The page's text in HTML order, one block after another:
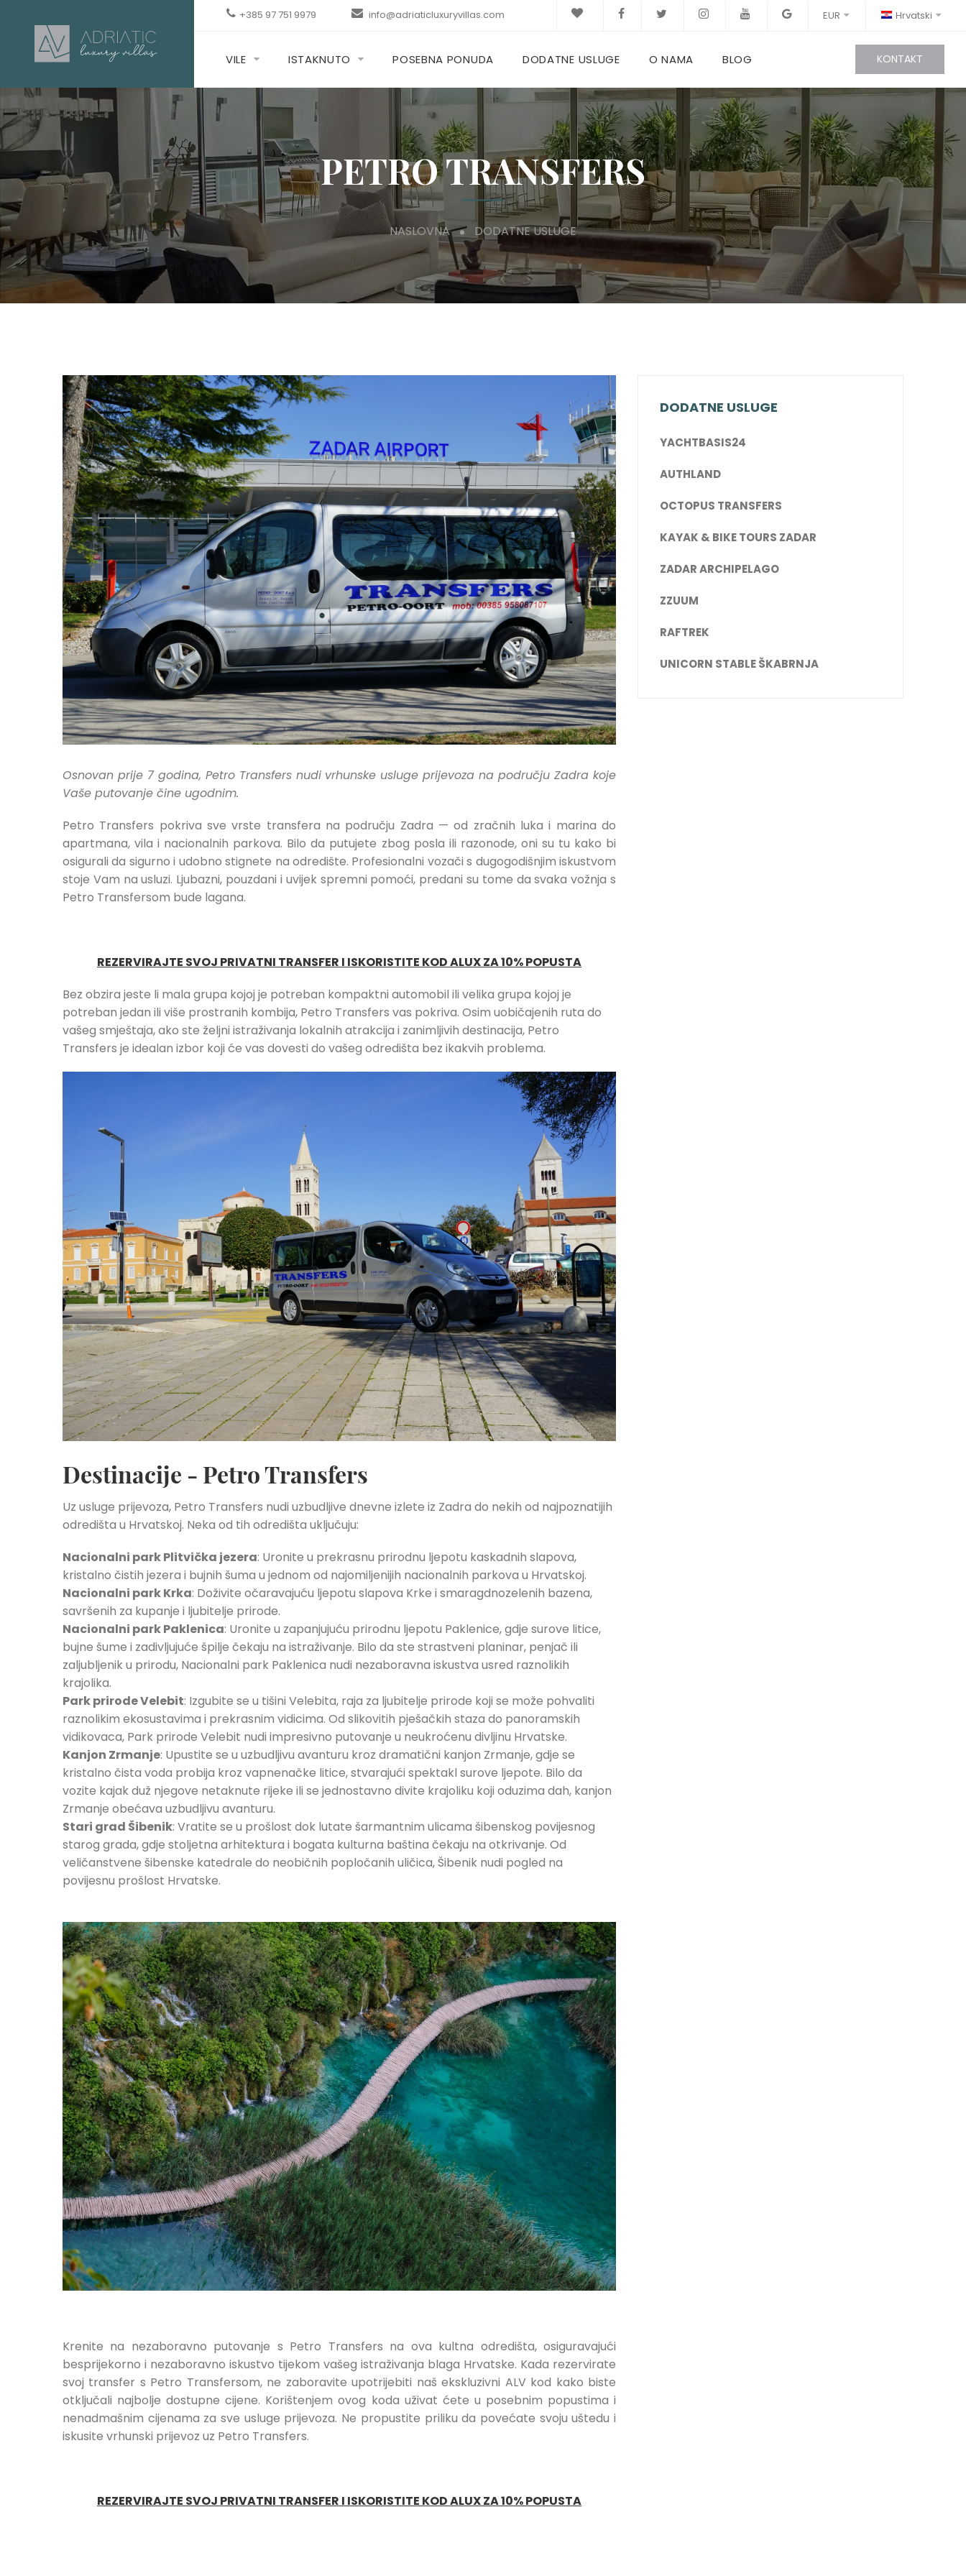
+385 97 751 9979 info@adriaticluxuryvillas.com EUR Hrvatski
VILE ISTAKNUTO POSEBNA PONUDA DODATNE USLUGE O NAMA BLOG KONTAKT
PETRO TRANSFERS
NASLOVNA DODATNE USLUGE
Osnovan prije 7 godina, Petro Transfers nudi vrhunske usluge prijevoza na području Zadra koje
Vaše putovanje čine ugodnim.
Petro Transfers pokriva sve vrste transfera na području Zadra — od zračnih luka i marina do
apartmana, vila i nacionalnih parkova. Bilo da putujete zbog posla ili razonode, oni su tu kako bi
osigurali da sigurno i udobno stignete na odredište. Profesionalni vozači s dugogodišnjim iskustvom
stoje Vam na usluzi. Ljubazni, pouzdani i uvijek spremni pomoći, predani su tome da svaka vožnja s
Petro Transfersom bude lagana.
REZERVIRAJTE SVOJ PRIVATNI TRANSFER I ISKORISTITE KOD ALUX ZA 10% POPUSTA
Bez obzira jeste li mala grupa kojoj je potreban kompaktni automobil ili velika grupa kojoj je
potreban jedan ili više prostranih kombija, Petro Transfers vas pokriva. Osim uobičajenih ruta do
vašeg smještaja, ako ste željni istraživanja lokalnih atrakcija i zanimljivih destinacija, Petro
Transfers je idealan izbor koji će vas dovesti do vašeg odredišta bez ikakvih problema.
Destinacije - Petro Transfers
Uz usluge prijevoza, Petro Transfers nudi uzbudljive dnevne izlete iz Zadra do nekih od najpoznatijih
odredišta u Hrvatskoj. Neka od tih odredišta uključuju:
Nacionalni park Plitvička jezera: Uronite u prekrasnu prirodnu ljepotu kaskadnih slapova,
kristalno čistih jezera i bujnih šuma u jednom od najomiljenijih nacionalnih parkova u Hrvatskoj.
Nacionalni park Krka: Doživite očaravajuću ljepotu slapova Krke i smaragdnozelenih bazena,
savršenih za kupanje i ljubitelje prirode.
Nacionalni park Paklenica: Uronite u zapanjujuću prirodnu ljepotu Paklenice, gdje surove litice,
bujne šume i zadivljujuće špilje čekaju na istraživanje. Bilo da ste strastveni planinar, penjač ili
zaljubljenik u prirodu, Nacionalni park Paklenica nudi nezaboravna iskustva usred raznolikih
krajolika.
Park prirode Velebit: Izgubite se u tišini Velebita, raja za ljubitelje prirode koji se može pohvaliti
raznolikim ekosustavima i prekrasnim vidicima. Od slikovitih pješačkih staza do panoramskih
vidikovaca, Park prirode Velebit nudi impresivno putovanje u neukroćenu divljinu Hrvatske.
Kanjon Zrmanje: Upustite se u uzbudljivu avanturu kroz dramatični kanjon Zrmanje, gdje se
kristalno čista voda probija kroz vapnenačke litice, stvarajući spektakl surove ljepote. Bilo da
vozite kajak duž njegove netaknute rijeke ili se jednostavno divite krajoliku koji oduzima dah, kanjon
Zrmanje obećava uzbudljivu avanturu.
Stari grad Šibenik: Vratite se u prošlost dok lutate šarmantnim ulicama šibenskog povijesnog
starog grada, gdje stoljetna arhitektura i bogata kulturna baština čekaju na otkrivanje. Od
veličanstvene šibenske katedrale do neobičnih popločanih uličica, Šibenik nudi pogled na
povijesnu prošlost Hrvatske.
Krenite na nezaboravno putovanje s Petro Transfers na ova kultna odredišta, osiguravajući
besprijekorno i nezaboravno iskustvo tijekom vašeg istraživanja blaga Hrvatske. Kada rezervirate
svoj transfer s Petro Transfersom, ne zaboravite upotrijebiti naš ekskluzivni ALV kod kako biste
otključali najbolje dostupne cijene. Korištenjem ovog koda uživat ćete u posebnim popustima i
nenadmašnim cijenama za sve usluge prijevoza. Ne propustite priliku da povećate svoju uštedu i
iskusite vrhunski prijevoz uz Petro Transfers.
REZERVIRAJTE SVOJ PRIVATNI TRANSFER I ISKORISTITE KOD ALUX ZA 10% POPUSTA
DODATNE USLUGE
YACHTBASIS24
AUTHLAND
OCTOPUS TRANSFERS
KAYAK & BIKE TOURS ZADAR
ZADAR ARCHIPELAGO
ZZUUM
RAFTREK
UNICORN STABLE ŠKABRNJA